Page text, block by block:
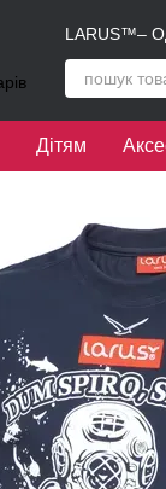
LARUS™–
Дітям